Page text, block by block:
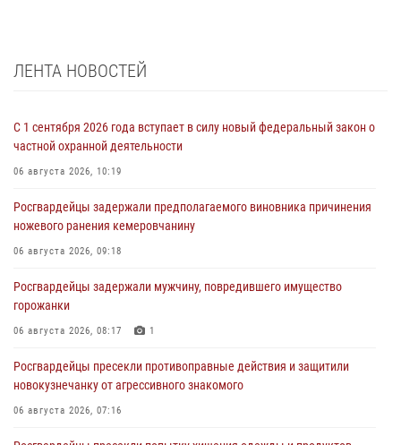
ЛЕНТА НОВОСТЕЙ
С 1 сентября 2026 года вступает в силу новый федеральный закон о
частной охранной деятельности
06 августа 2026, 10:19
Росгвардейцы задержали предполагаемого виновника причинения
ножевого ранения кемеровчанину
06 августа 2026, 09:18
Росгвардейцы задержали мужчину, повредившего имущество
горожанки
06 августа 2026, 08:17 1
Росгвардейцы пресекли противоправные действия и защитили
новокузнечанку от агрессивного знакомого
06 августа 2026, 07:16